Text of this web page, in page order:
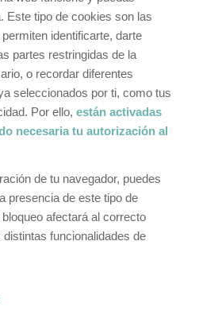
Este tipo de cookies son las
identificarte, darte
partes restringidas de la
o recordar diferentes
seleccionados por ti, como tus
Por ello, están activadas
necesaria tu autorización al
de tu navegador, puedes
presencia de este tipo de
afectará al correcto
funcionalidades de